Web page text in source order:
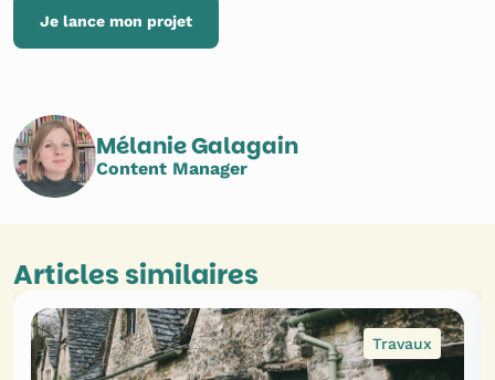
Je lance mon projet
Mélanie Galagain
Content Manager
Articles similaires
Travaux